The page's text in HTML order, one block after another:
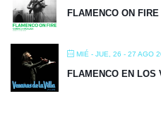
FLAMENCO ON FIRE
MIÉ - JUE, 26 - 27 AGO
FLAMENCO EN LOS